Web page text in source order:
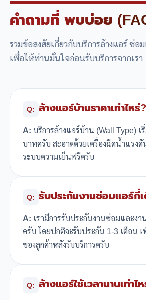
คำถามที่ พบบ่อย
รวมข้อสงสัยเกี่ยวกับบริการล้างแอร์ ซ่อ
เพื่อให้ท่านมั่นใจก่อนรับบริการจากเรา
Q: ล้างแอร์บ้านราคาเท่าไหร่?
A: บริการล้างแอร์บ้าน (Wall Type) เ
บาทครับ สะอาดด้วยเครื่องฉีดน้ำแรงดั
ระบบความเย็นฟรีครับ
Q: รับประกันงานซ่อมแอร์กี่
A: เรามีการรับประกันงานซ่อมและงา
ครับ โดยปกติจะรับประกัน 1-3 เดือน
ของลูกค้าหลังรับบริการครับ
Q: ล้างแอร์ใช้เวลานานเท่าไ